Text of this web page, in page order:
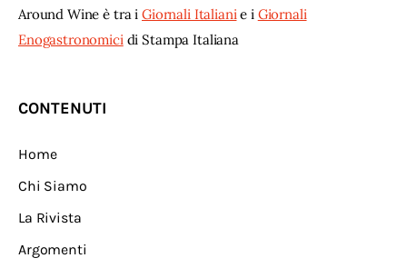
Around Wine è tra i Giornali Italianie i Giornali
Enogastronomicidi Stampa Italiana
CONTENUTI
Home
Chi Siamo
La Rivista
Argomenti